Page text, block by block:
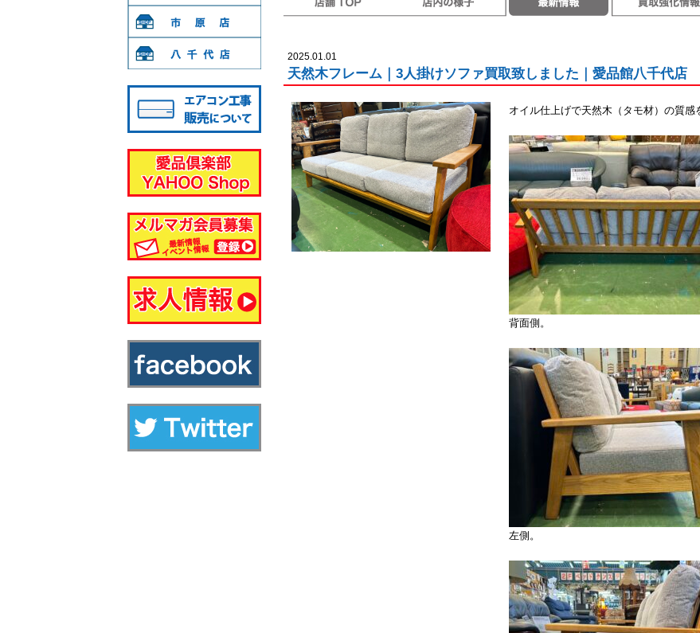
2025.01.01
天然木フレーム｜3人掛けソファ買取致しました｜愛品館八千代店
オイル仕上げで天然木（タモ材）の質感
背面側。
左側。